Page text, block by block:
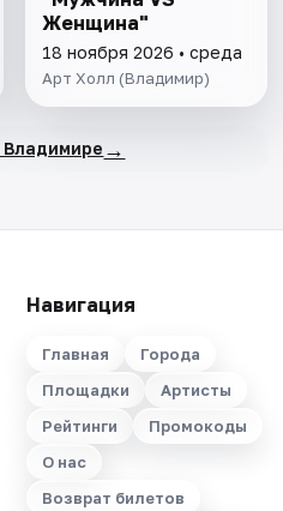
Женщина"
18 ноября 2026 • среда
Арт Холл (Владимир)
Владимире →
Навигация
Главная
Города
Площадки
Артисты
Рейтинги
Промокоды
О нас
Возврат билетов